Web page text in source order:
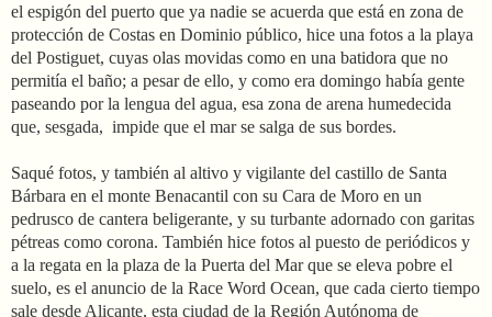
el espigón del puerto que ya nadie se acuerda que está en zona de
protección de Costas en Dominio público, hice una fotos a la playa
del Postiguet, cuyas olas movidas como en una batidora que no
permitía el baño; a pesar de ello, y como era domingo había gente
paseando por la lengua del agua, esa zona de arena humedecida
que, sesgada, impide que el mar se salga de sus bordes.
Saqué fotos, y también al altivo y vigilante del castillo de Santa
Bárbara en el monte Benacantil con su Cara de Moro en un
pedrusco de cantera beligerante, y su turbante adornado con garitas
pétreas como corona. También hice fotos al puesto de periódicos y
a la regata en la plaza de la Puerta del Mar que se eleva pobre el
suelo, es el anuncio de la Race Word Ocean, que cada cierto tiempo
sale desde Alicante, esta ciudad de la Región Autónoma de